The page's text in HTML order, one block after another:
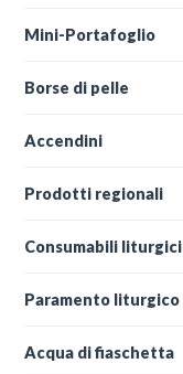
Mini-Portafoglio
Borse di pelle
Accendini
Prodotti regionali
Consumabili liturgici
Paramento liturgico
Acqua di fiaschetta